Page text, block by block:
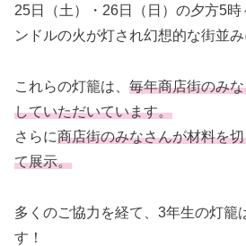
25日（土）・26日（日）の夕方5
ンドルの火が灯され幻想的な街並み
これらの灯籠は、 毎年商店街のみ
していただいています。
さらに商店街のみなさんが材料を
て展示。
多くのご協力を経て、3年生の灯籠
す！